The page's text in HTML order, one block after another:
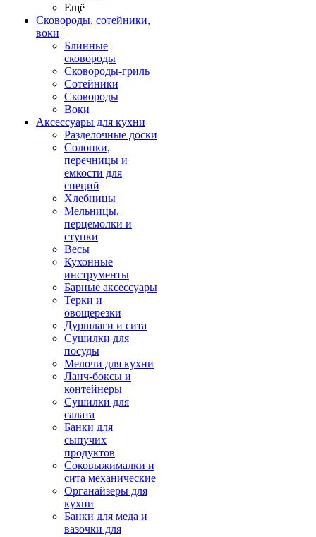
Ещё
Сковороды, сотейники,
воки
Блинные
сковороды
Сковороды-гриль
Сотейники
Сковороды
Воки
Аксессуары для кухни
Разделочные доски
Солонки,
перечницы и
ёмкости для
специй
Хлебницы
Мельницы.
перцемолки и
ступки
Весы
Кухонные
инструменты
Барные аксессуары
Терки и
овощерезки
Дуршлаги и сита
Сушилки для
посуды
Мелочи для кухни
Ланч-боксы и
контейнеры
Сушилки для
салата
Банки для
сыпучих
продуктов
Соковыжималки и
сита механические
Органайзеры для
кухни
Банки для меда и
вазочки для